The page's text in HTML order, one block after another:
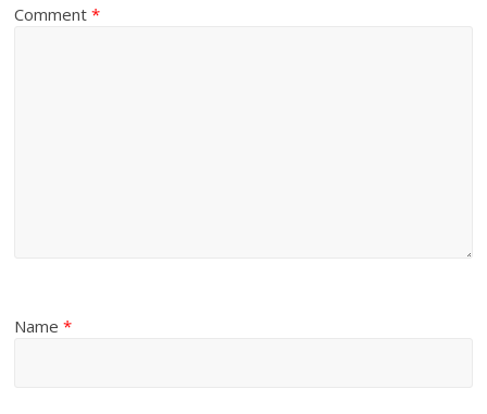
Comment*
Name*